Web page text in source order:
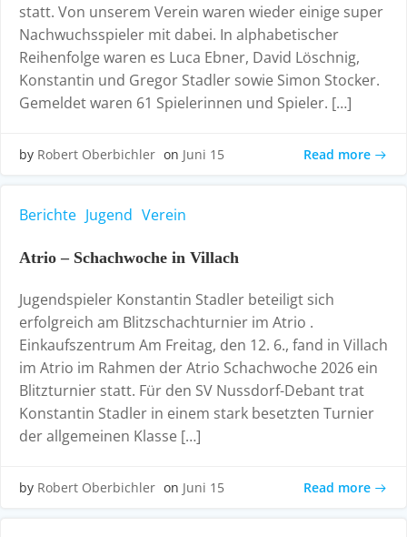
statt. Von unserem Verein waren wieder einige super
Nachwuchsspieler mit dabei. In alphabetischer
Reihenfolge waren es Luca Ebner, David Löschnig,
Konstantin und Gregor Stadler sowie Simon Stocker.
Gemeldet waren 61 Spielerinnen und Spieler. […]
by Robert Oberbichler on Juni 15 Read more
Berichte Jugend Verein
Atrio – Schachwoche in Villach
Jugendspieler Konstantin Stadler beteiligt sich
erfolgreich am Blitzschachturnier im Atrio .
Einkaufszentrum Am Freitag, den 12. 6., fand in Villach
im Atrio im Rahmen der Atrio Schachwoche 2026 ein
Blitzturnier statt. Für den SV Nussdorf-Debant trat
Konstantin Stadler in einem stark besetzten Turnier
der allgemeinen Klasse […]
by Robert Oberbichler on Juni 15 Read more